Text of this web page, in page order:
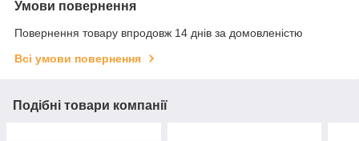
Умови повернення
Повернення товару впродовж 14 днів за домовленістю
Всі умови повернення
Подібні товари компанії